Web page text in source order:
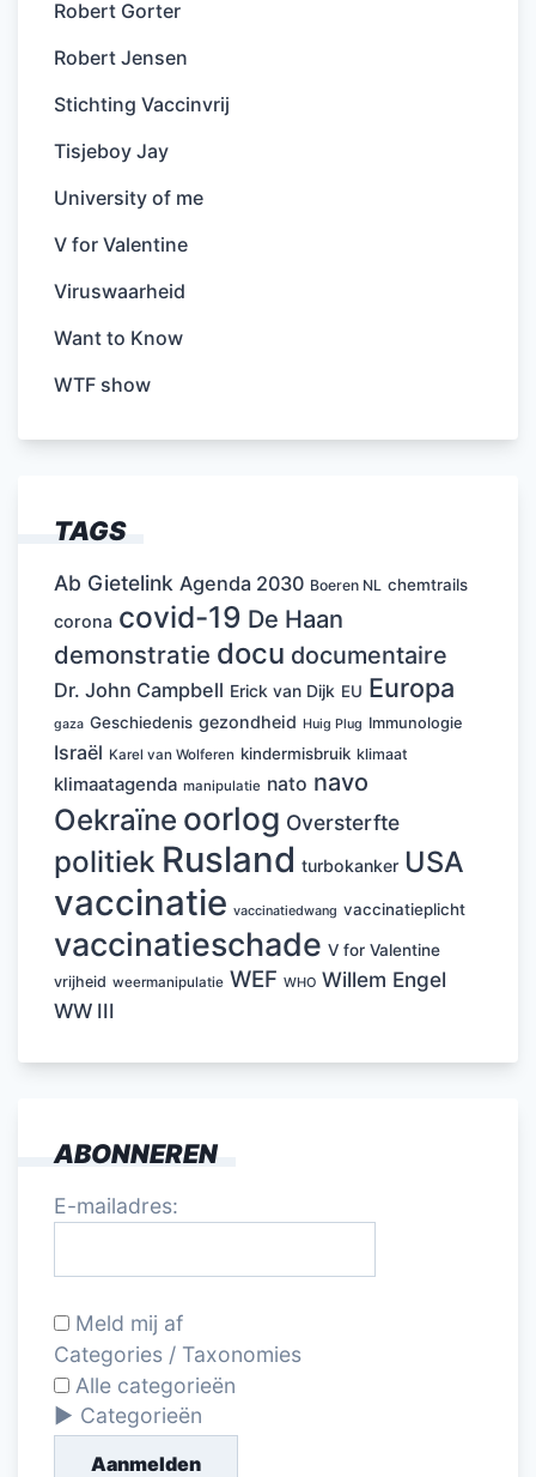
Robert Gorter
Robert Jensen
Stichting Vaccinvrij
Tisjeboy Jay
University of me
V for Valentine
Viruswaarheid
Want to Know
WTF show
TAGS
Ab Gietelink Agenda 2030 Boeren NL chemtrails
corona covid-19 De Haan
demonstratie docu documentaire
Dr. John Campbell Erick van Dijk EU Europa
gaza Geschiedenis gezondheid Huig Plug Immunologie
Israël Karel van Wolferen kindermisbruik klimaat
klimaatagenda manipulatie nato navo
Oekraïne oorlog Oversterfte
politiek Rusland turbokanker USA
vaccinatie vaccinatiedwang vaccinatieplicht
vaccinatieschade V for Valentine
vrijheid weermanipulatie WEF WHO Willem Engel
WW III
ABONNEREN
E-mailadres:
Meld mij af
Categories / Taxonomies
Alle categorieën
Categorieën
Aanmelden